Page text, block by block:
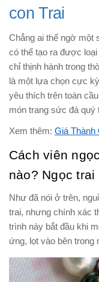
con Trai
Chẳng ai thể ngờ một
có thể tạo ra được
chỉ thịnh hành trong
là một lựa chọn cực
yêu thích trên toàn
món trang sức đá quý
Xem thêm: Giá Thành
Cách viên
nào? Ngọc
Như đã nói ở trên,
trai, nhưng chính xác
trình này bắt đầu khi
ứng, lọt vào bên trong